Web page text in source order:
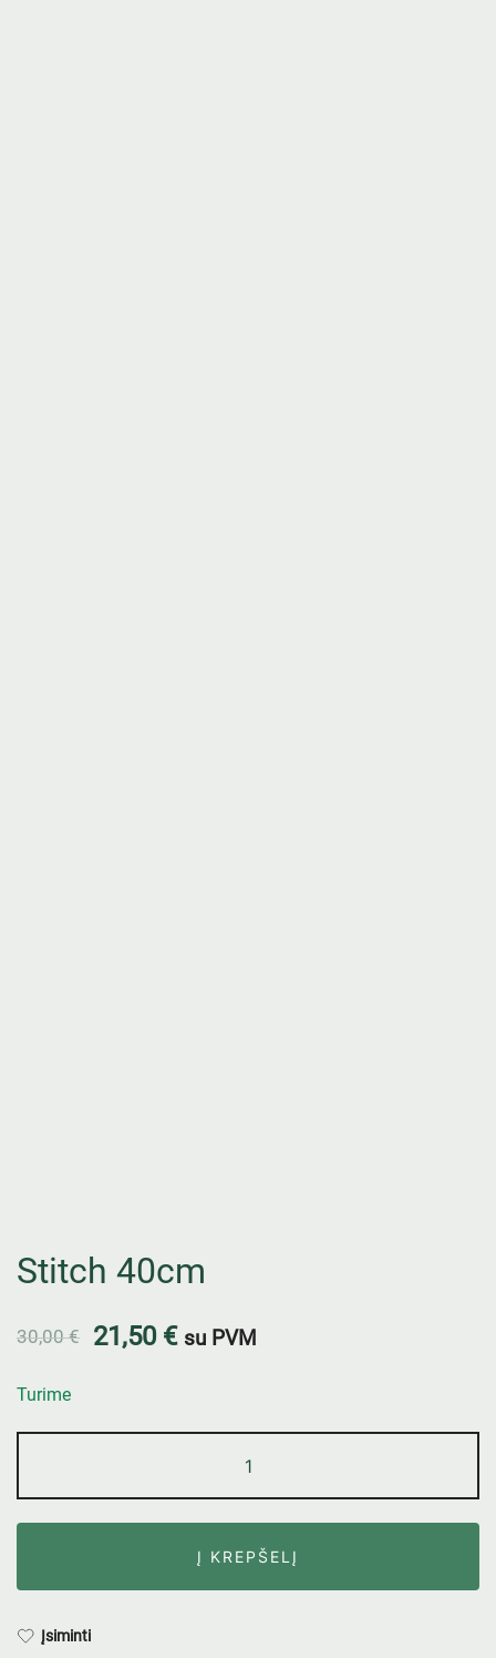
Stitch 40cm
30,00€ 21,50 € su PVM
Turime
Į KREPŠELĮ
Įsiminti